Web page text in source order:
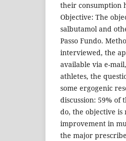
their consumption
Objective: The
salbutamol and
Passo Fundo.
interviewed, the
available via e-
athletes, the
some ergogenic
discussion: 59%
do, the objective
improvement in
the major